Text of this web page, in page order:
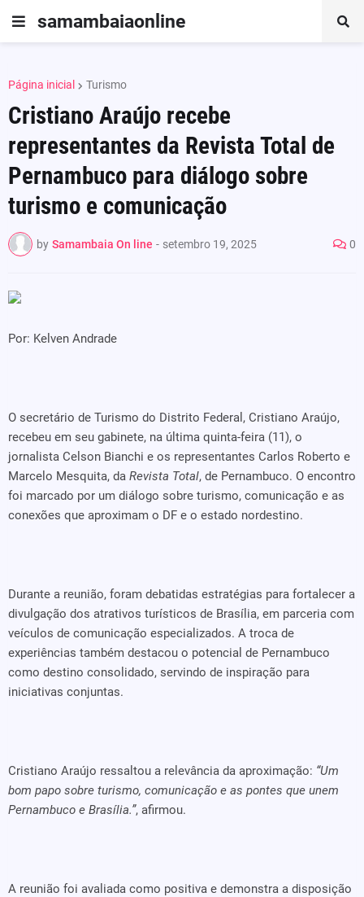
samambaiaonline
Página inicial Turismo
Cristiano Araújo recebe
representantes da Revista Total de
Pernambuco para diálogo sobre
turismo e comunicação
by Samambaia On line - setembro 19, 2025 0
Por: Kelven Andrade
O secretário de Turismo do Distrito Federal, Cristiano Araújo,
recebeu em seu gabinete, na última quinta-feira (11), o
jornalista Celson Bianchi e os representantes Carlos Roberto e
Marcelo Mesquita, da Revista Total, de Pernambuco. O encontro
foi marcado por um diálogo sobre turismo, comunicação e as
conexões que aproximam o DF e o estado nordestino.
Durante a reunião, foram debatidas estratégias para fortalecer a
divulgação dos atrativos turísticos de Brasília, em parceria com
veículos de comunicação especializados. A troca de
experiências também destacou o potencial de Pernambuco
como destino consolidado, servindo de inspiração para
iniciativas conjuntas.
Cristiano Araújo ressaltou a relevância da aproximação: “Um
bom papo sobre turismo, comunicação e as pontes que unem
Pernambuco e Brasília.”, afirmou.
A reunião foi avaliada como positiva e demonstra a disposição